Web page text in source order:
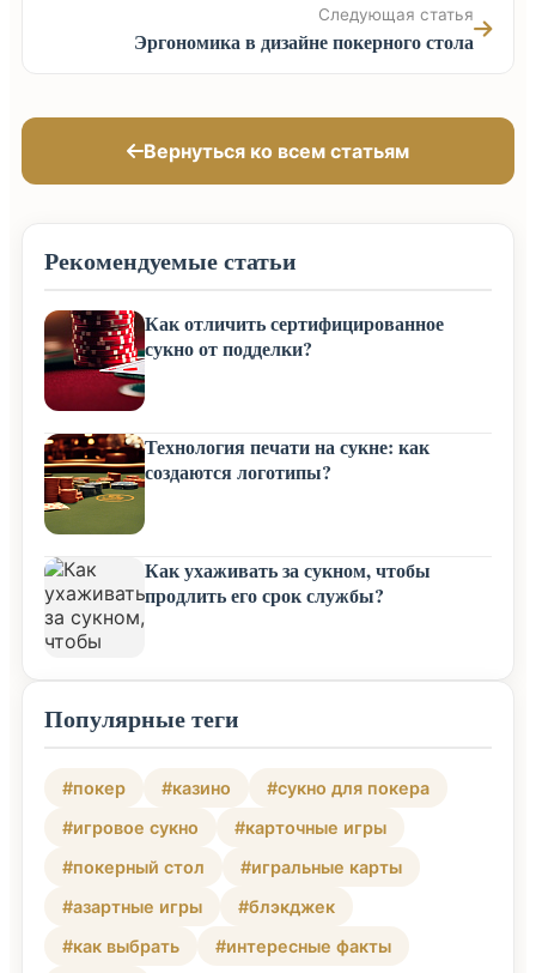
Следующая статья
Эргономика в дизайне покерного стола
Вернуться ко всем статьям
Рекомендуемые статьи
Как отличить сертифицированное
сукно от подделки?
Технология печати на сукне: как
создаются логотипы?
Как ухаживать за сукном, чтобы
продлить его срок службы?
Популярные теги
#покер #казино
#сукно для покера
#игровое сукно
#карточные игры
#покерный стол
#игральные карты
#азартные игры
#блэкджек
#как выбрать
#интересные факты